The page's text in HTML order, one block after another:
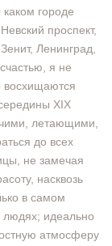
городе
проспект,
Ленинград,
я не
восхищаются
XIX
летающими,
до всех
не замечая
насквозь
в самом
людях; идеально
атмосферу